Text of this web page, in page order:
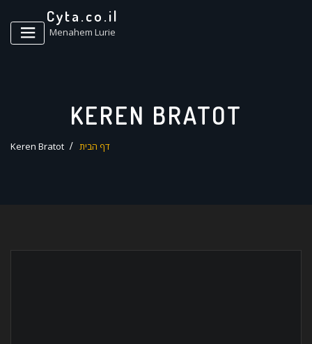
Cyta.co.il
Menahem Lurie
KEREN BRATOT
דף הבית Keren Bratot